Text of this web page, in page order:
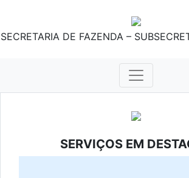
SECRETARIA DE FAZENDA –
SERVIÇOS EM